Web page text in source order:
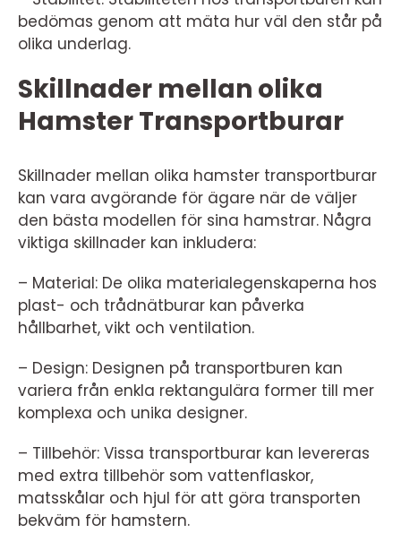
bedömas genom att mäta hur väl den står på
olika underlag.
Skillnader mellan olika
Hamster Transportburar
Skillnader mellan olika hamster transportburar
kan vara avgörande för ägare när de väljer
den bästa modellen för sina hamstrar. Några
viktiga skillnader kan inkludera:
– Material: De olika materialegenskaperna hos
plast- och trådnätburar kan påverka
hållbarhet, vikt och ventilation.
– Design: Designen på transportburen kan
variera från enkla rektangulära former till mer
komplexa och unika designer.
– Tillbehör: Vissa transportburar kan levereras
med extra tillbehör som vattenflaskor,
matsskålar och hjul för att göra transporten
bekväm för hamstern.